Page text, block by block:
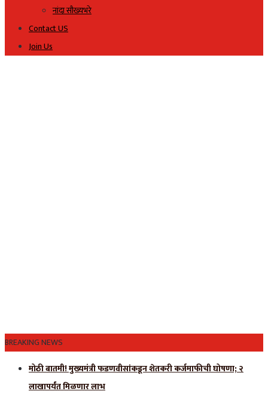
नांदा सौख्यभरे
Contact US
Join Us
BREAKING NEWS
मोठी बातमी! मुख्यमंत्री फडणवीसांकडून शेतकरी कर्जमाफीची घोषणा; २
लाखापर्यंत मिळणार लाभ